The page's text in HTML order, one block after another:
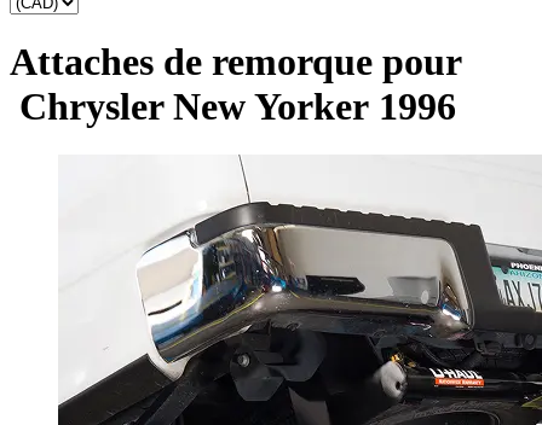
Attaches de remorque pour
Chrysler New Yorker 1996